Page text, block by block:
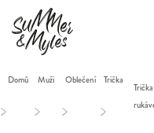
Domů
/
Muži
/
Oblečení
/
Trička
/